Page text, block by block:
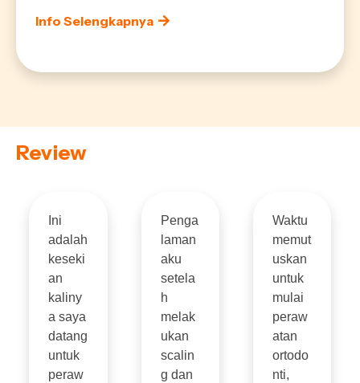
Info Selengkapnya
Review
Ini
adalah
keseki
an
kaliny
a saya
datang
untuk
peraw
Penga
laman
aku
setela
h
melak
ukan
scalin
g dan
Waktu
memut
uskan
untuk
mulai
peraw
atan
ortodo
nti,